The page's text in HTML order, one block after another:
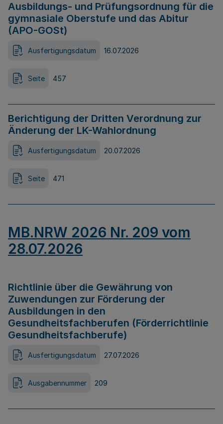
Ausbildungs- und Prüfungsordnung für die
gymnasiale Oberstufe und das Abitur
(APO-GOSt)
Ausfertigungsdatum 16.07.2026
Seite 457
Berichtigung der Dritten Verordnung zur
Änderung der LK-Wahlordnung
Ausfertigungsdatum 20.07.2026
Seite 471
MB.NRW 2026 Nr. 209 vom
28.07.2026
Richtlinie über die Gewährung von
Zuwendungen zur Förderung der
Ausbildungen in den
Gesundheitsfachberufen (Förderrichtlinie
Gesundheitsfachberufe)
Ausfertigungsdatum 27.07.2026
Ausgabennummer 209